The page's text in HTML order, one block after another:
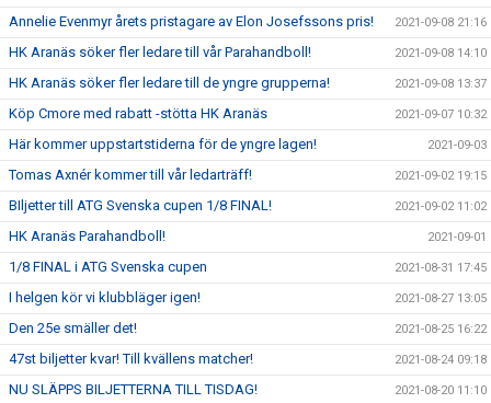
Annelie Evenmyr årets pristagare av Elon Josefssons pris! 2021-09-08 21:16
HK Aranäs söker fler ledare till vår Parahandboll! 2021-09-08 14:10
HK Aranäs söker fler ledare till de yngre grupperna! 2021-09-08 13:37
Köp Cmore med rabatt -stötta HK Aranäs 2021-09-07 10:32
Här kommer uppstartstiderna för de yngre lagen! 2021-09-03
Tomas Axnér kommer till vår ledarträff! 2021-09-02 19:15
BIljetter till ATG Svenska cupen 1/8 FINAL! 2021-09-02 11:02
HK Aranäs Parahandboll! 2021-09-01
1/8 FINAL i ATG Svenska cupen 2021-08-31 17:45
I helgen kör vi klubbläger igen! 2021-08-27 13:05
Den 25e smäller det! 2021-08-25 16:22
47st biljetter kvar! Till kvällens matcher! 2021-08-24 09:18
NU SLÄPPS BILJETTERNA TILL TISDAG! 2021-08-20 11:10